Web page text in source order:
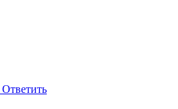
Ответить